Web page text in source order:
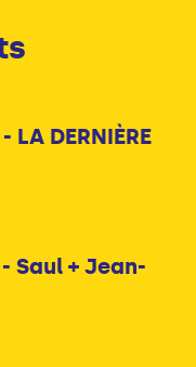
LA DERNIÈRE
Saul + Jean-